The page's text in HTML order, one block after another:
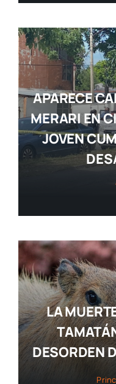
APARECE
MERARI EN
JOVEN
LA
DESORDEN